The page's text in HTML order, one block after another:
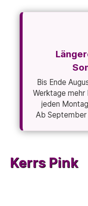
Bis Ende
Werktage
jeden
Ab September
Kerrs Pink